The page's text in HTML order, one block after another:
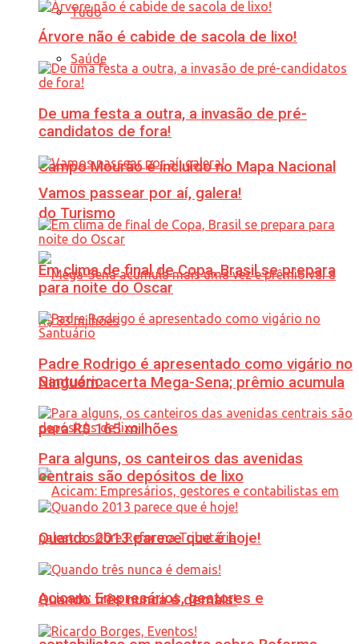
Tudo
Saúde
Campo Mourão é incluído no Mapa Nacional
do Turismo
Ninguém acerta Mega-Sena; prêmio acumula
para R$ 165 milhões
Acicam: Empresários, gestores e
Árvore não é cabide de sacola de lixo!
De uma festa a outra, a invasão de pré-
candidatos de fora!
Vamos passear por aí, galera!
Em clima de final de Copa, Brasil se prepara
para noite do Oscar
Padre Rodrigo é apresentado como vigário no
Santuário
Para alguns, os canteiros das avenidas
centrais são depósitos de lixo
Quando 2013 parece que é hoje!
Quando três nunca é demais!